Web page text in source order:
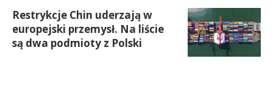
Restrykcje Chin uderzają w
europejski przemysł. Na liście
są dwa podmioty z Polski